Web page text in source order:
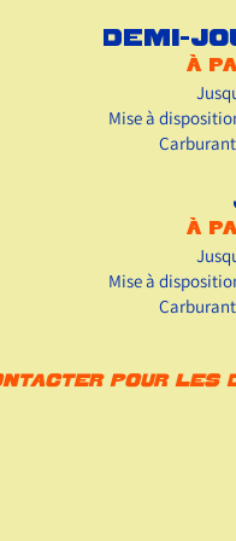
Demi-
à
Mise à
à
Mise à
pour les